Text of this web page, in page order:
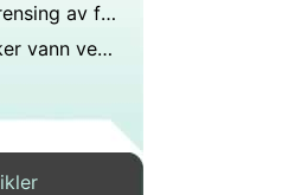
Hvor mye ville en dyprensing av full munn koste i California?
Hva skjer hvis du drikker vann ved et uhell med skitt og en insekt?